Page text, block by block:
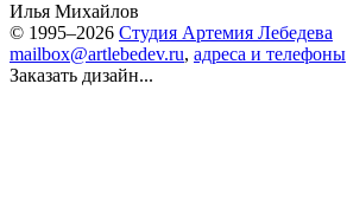
Илья Михайлов
© 1995–2026 Студия Артемия Лебедева
mailbox@artlebedev.ru, адреса и телефоны
Заказать дизайн...